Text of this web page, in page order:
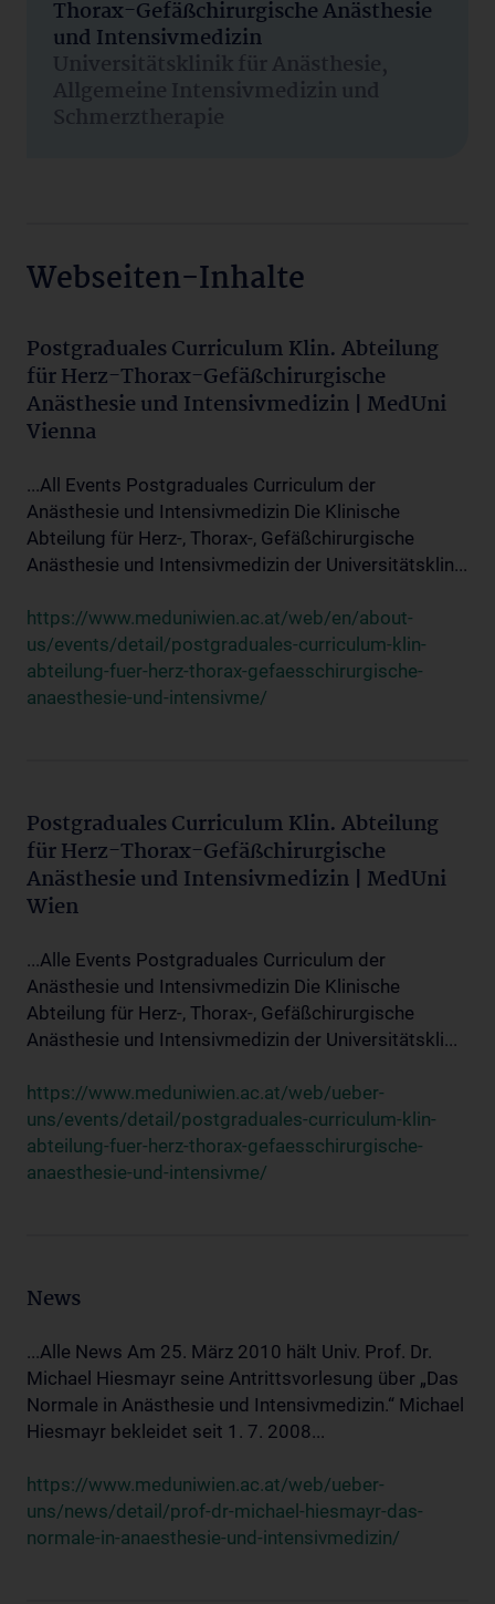
Thorax-Gefäßchirurgische Anästhesie
und Intensivmedizin
Universitätsklinik für Anästhesie,
Allgemeine Intensivmedizin und
Schmerztherapie
Webseiten-Inhalte
Postgraduales Curriculum Klin. Abteilung
für Herz-Thorax-Gefäßchirurgische
Anästhesie und Intensivmedizin | MedUni
Vienna
...All Events Postgraduales Curriculum der
Anästhesie und Intensivmedizin Die Klinische
Abteilung für Herz-, Thorax-, Gefäßchirurgische
Anästhesie und Intensivmedizin der Universitätsklin...
https://www.meduniwien.ac.at/web/en/about-
us/events/detail/postgraduales-curriculum-klin-
abteilung-fuer-herz-thorax-gefaesschirurgische-
anaesthesie-und-intensivme/
Postgraduales Curriculum Klin. Abteilung
für Herz-Thorax-Gefäßchirurgische
Anästhesie und Intensivmedizin | MedUni
Wien
...Alle Events Postgraduales Curriculum der
Anästhesie und Intensivmedizin Die Klinische
Abteilung für Herz-, Thorax-, Gefäßchirurgische
Anästhesie und Intensivmedizin der Universitätskli...
https://www.meduniwien.ac.at/web/ueber-
uns/events/detail/postgraduales-curriculum-klin-
abteilung-fuer-herz-thorax-gefaesschirurgische-
anaesthesie-und-intensivme/
News
...Alle News Am 25. März 2010 hält Univ. Prof. Dr.
Michael Hiesmayr seine Antrittsvorlesung über „Das
Normale in Anästhesie und Intensivmedizin.“ Michael
Hiesmayr bekleidet seit 1. 7. 2008...
https://www.meduniwien.ac.at/web/ueber-
uns/news/detail/prof-dr-michael-hiesmayr-das-
normale-in-anaesthesie-und-intensivmedizin/